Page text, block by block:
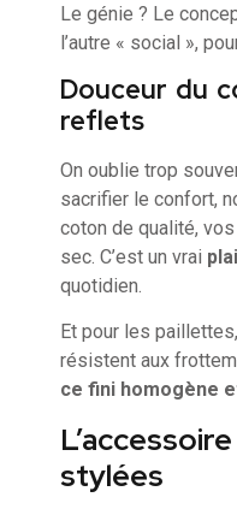
Le génie ? Le
l’autre « social »,
Douceur du
reflets
On oublie trop
sacrifier le confort,
coton de qualité,
sec. C’est un vrai
quotidien.
Et pour les
résistent aux
ce fini homogène
stylées